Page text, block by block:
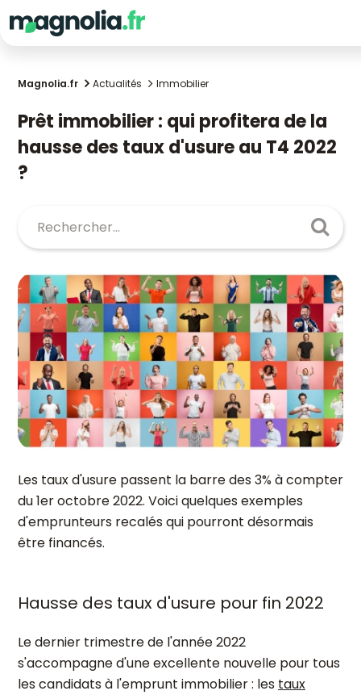
Magnolia.fr Actualités Immobilier
Prêt immobilier : qui profitera de la
hausse des taux d'usure au T4 2022
?
Les taux d'usure passent la barre des 3% à compter
du 1er octobre 2022. Voici quelques exemples
d'emprunteurs recalés qui pourront désormais
être financés.
Hausse des taux d'usure pour fin 2022
Le dernier trimestre de l'année 2022
s'accompagne d'une excellente nouvelle pour tous
les candidats à l'emprunt immobilier : les taux